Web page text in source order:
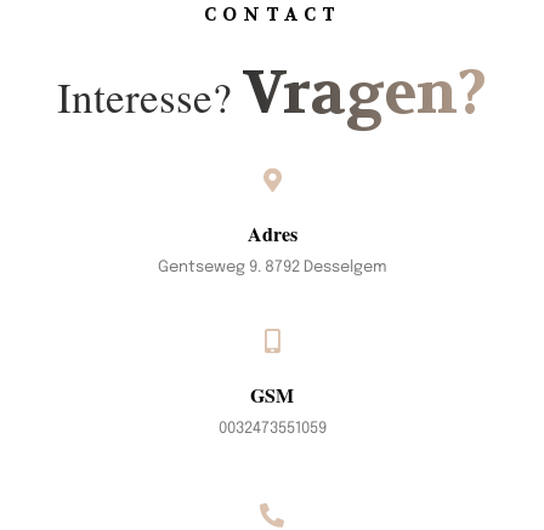
CONTACT
Interesse? Vragen?
Adres
Gentseweg 9. 8792 Desselgem
GSM
0032473551059